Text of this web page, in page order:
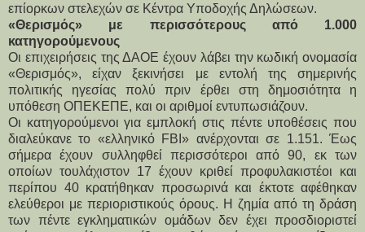
επίορκων στελεχών σε Κέντρα Υποδοχής Δηλώσεων.
«Θερισμός» με περισσότερους από 1.000
κατηγορούμενους
Οι επιχειρήσεις της ΔΑΟΕ έχουν λάβει την κωδική ονομασία
«Θερισμός», είχαν ξεκινήσει με εντολή της σημερινής
πολιτικής ηγεσίας πολύ πριν έρθει στη δημοσιότητα η
υπόθεση ΟΠΕΚΕΠΕ, και οι αριθμοί εντυπωσιάζουν.
Οι κατηγορούμενοι για εμπλοκή στις πέντε υποθέσεις που
διαλεύκανε το «ελληνικό FBI» ανέρχονται σε 1.151. Έως
σήμερα έχουν συλληφθεί περισσότεροι από 90, εκ των
οποίων τουλάχιστον 17 έχουν κριθεί προφυλακιστέοι και
περίπου 40 κρατήθηκαν προσωρινά και έκτοτε αφέθηκαν
ελεύθεροι με περιοριστικούς όρους. Η ζημία από τη δράση
των πέντε εγκληματικών ομάδων δεν έχει προσδιοριστεί